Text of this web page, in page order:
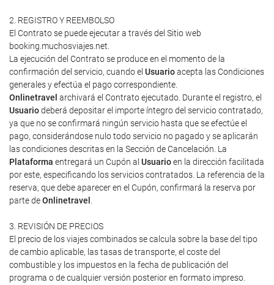
2. REGISTRO Y REEMBOLSO
El Contrato se puede ejecutar a través del Sitio web
booking.muchosviajes.net.
La ejecución del Contrato se produce en el momento de la
confirmación del servicio, cuando el Usuarioacepta las Condiciones
generales y efectúa el pago correspondiente.
Onlinetravel archivará el Contrato ejecutado. Durante el registro, el
Usuariodeberá depositar el importe íntegro del servicio contratado,
ya que no se confirmará ningún servicio hasta que se efectúe el
pago, considerándose nulo todo servicio no pagado y se aplicarán
las condiciones descritas en la Sección de Cancelación. La
Plataforma entregará un Cupón al Usuarioen la dirección facilitada
por este, especificando los servicios contratados. La referencia de la
reserva, que debe aparecer en el Cupón, confirmará la reserva por
parte deOnlinetravel
3. REVISIÓN DE PRECIOS
El precio de los viajes combinados se calcula sobre la base del tipo
de cambio aplicable, las tasas de transporte, el coste del
combustible y los impuestos en la fecha de publicación del
programa o de cualquier versión posterior en formato impreso.